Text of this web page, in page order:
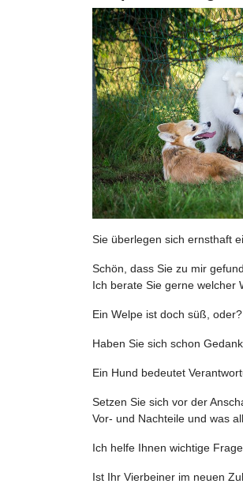
Sie überlegen sich ernsthaft
Schön, dass Sie zu mir
Ich berate Sie gerne welcher
Ein Welpe ist doch süß, oder?
Haben Sie sich schon
Ein Hund bedeutet
Setzen Sie sich vor der
Vor- und Nachteile und was
Ich helfe Ihnen wichtige
Ist Ihr Vierbeiner im neuen